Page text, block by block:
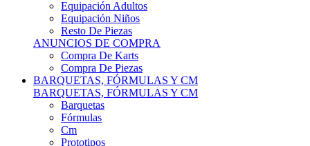
Resto De Piezas
ANUNCIOS DE COMPRA
Compra De Karts
Compra De Piezas
BARQUETAS, FÓRMULAS Y CM
BARQUETAS, FÓRMULAS Y CM
Barquetas
Fórmulas
Cm
Prototipos
Remolques